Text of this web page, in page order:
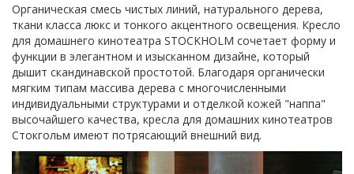
Органическая смесь чистых линий, натурального дерева,
ткани класса люкс и тонкого акцентного освещения. Кресло
для домашнего кинотеатра STOCKHOLM сочетает форму и
функции в элегантном и изысканном дизайне, который
дышит скандинавской простотой. Благодаря органически
мягким типам массива дерева с многочисленными
индивидуальными структурами и отделкой кожей "наппа"
высочайшего качества, кресла для домашних кинотеатров
Стокгольм имеют потрясающий внешний вид.